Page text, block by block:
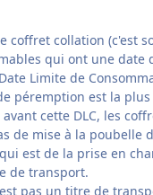
coffret collation (c'est
qui ont une date
Limite de
péremption est la
avant cette DLC, les
de mise à la poubelle
est de la prise en
de transport.
pas un titre de